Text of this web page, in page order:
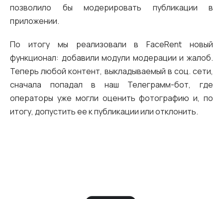
позволило бы модерировать публикации в
приложении.
По итогу мы реализовали в FaceRent новый
функционал: добавили модули модерации и жалоб.
Теперь любой контент, выкладываемый в соц. сети,
сначала попадал в наш Телеграмм-бот, где
операторы уже могли оценить фотографию и, по
итогу, допустить ее к публикации или отклонить.